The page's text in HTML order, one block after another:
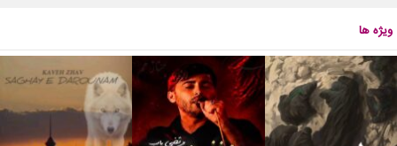
ویژه ها